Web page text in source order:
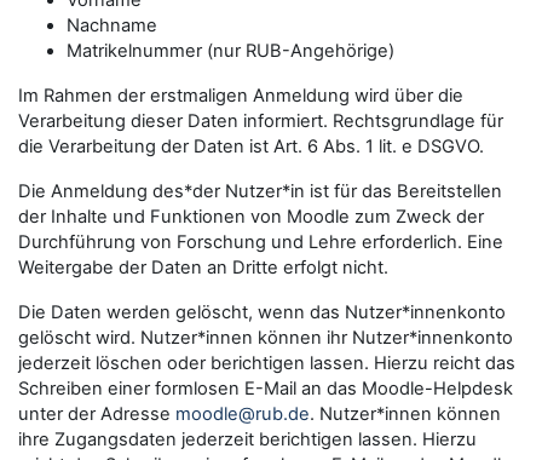
Nachname
Matrikelnummer (nur RUB-Angehörige)
Im Rahmen der erstmaligen Anmeldung wird über die
Verarbeitung dieser Daten informiert. Rechtsgrundlage für
die Verarbeitung der Daten ist Art. 6 Abs. 1 lit. e DSGVO.
Die Anmeldung des*der Nutzer*in ist für das Bereitstellen
der Inhalte und Funktionen von Moodle zum Zweck der
Durchführung von Forschung und Lehre erforderlich. Eine
Weitergabe der Daten an Dritte erfolgt nicht.
Die Daten werden gelöscht, wenn das Nutzer*innenkonto
gelöscht wird. Nutzer*innen können ihr Nutzer*innenkonto
jederzeit löschen oder berichtigen lassen. Hierzu reicht das
Schreiben einer formlosen E-Mail an das Moodle-Helpdesk
unter der Adresse moodle@rub.de. Nutzer*innen können
ihre Zugangsdaten jederzeit berichtigen lassen. Hierzu